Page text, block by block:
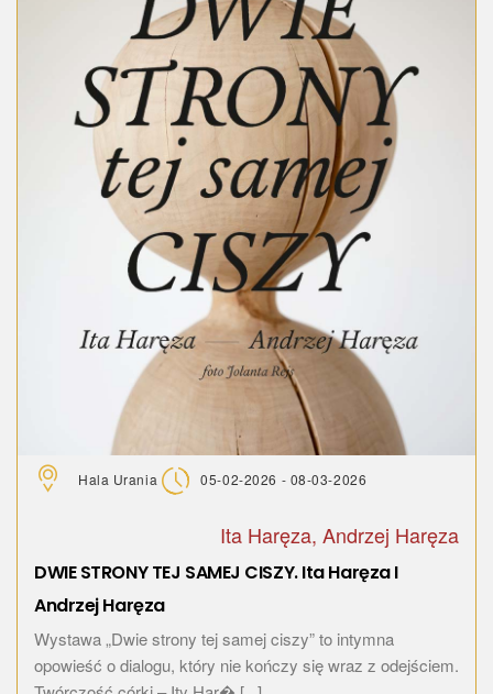
Hala Urania 05-02-2026 - 08-03-2026
Ita Haręza, Andrzej Haręza
DWIE STRONY TEJ SAMEJ CISZY. Ita Haręza I
Andrzej Haręza
Wystawa „Dwie strony tej samej ciszy” to intymna
opowieść o dialogu, który nie kończy się wraz z odejściem.